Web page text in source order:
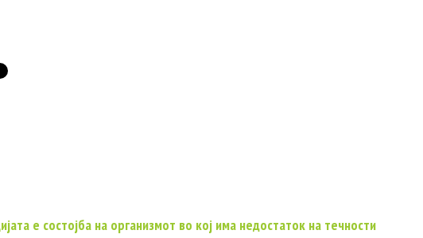
е состојба на организмот во кој има недостаток на течности